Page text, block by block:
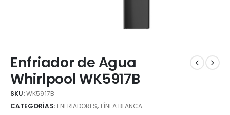
Enfriador de Agua
Whirlpool WK5917B
SKU:WK5917B
CATEGORÍAS: ENFRIADORES, LÍNEA BLANCA